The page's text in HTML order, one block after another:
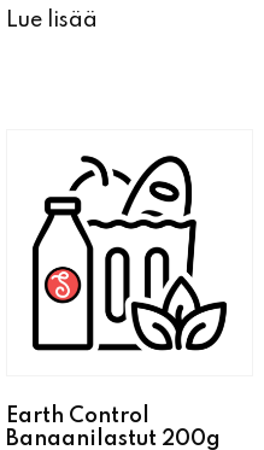
Lue lisää
Earth Control
Banaanilastut 200g